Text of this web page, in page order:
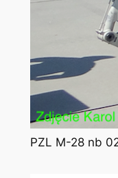
PZL M-28 nb